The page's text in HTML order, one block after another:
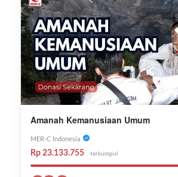
Amanah Kemanusiaan Umum
MER-C Indonesia
Rp 23.133.755 terkumpul